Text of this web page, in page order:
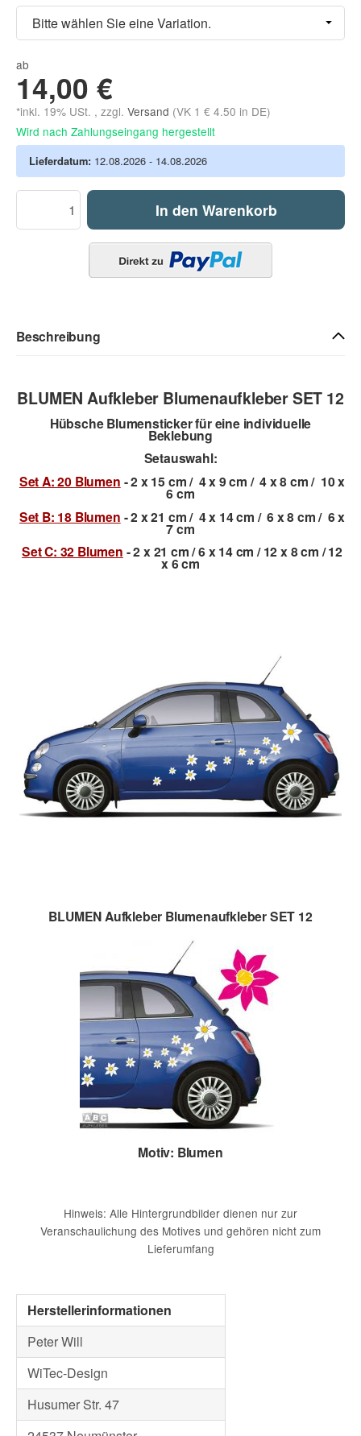
Bitte wählen Sie eine Variation.
ab
14,00 €
*inkl. 19% USt. , zzgl. Versand (VK 1 € 4.50 in DE)
Wird nach Zahlungseingang hergestellt
Lieferdatum: 12.08.2026 - 14.08.2026
In den Warenkorb
Beschreibung
BLUMEN Aufkleber Blumenaufkleber SET 12
Hübsche Blumensticker für eine individuelle
Beklebung
Setauswahl:
Set A: 20 Blumen - 2 x 15 cm / 4 x 9 cm / 4 x 8 cm / 10 x
6 cm
Set B: 18 Blumen - 2 x 21 cm / 4 x 14 cm / 6 x 8 cm / 6 x
7 cm
Set C: 32 Blumen - 2 x 21 cm / 6 x 14 cm / 12 x 8 cm / 12
x 6 cm
BLUMEN Aufkleber Blumenaufkleber SET 12
Motiv: Blumen
Hinweis: Alle Hintergrundbilder dienen nur zur
Veranschaulichung des Motives und gehören nicht zum
Lieferumfang
Herstellerinformationen
Peter Will
WiTec-Design
Husumer Str. 47